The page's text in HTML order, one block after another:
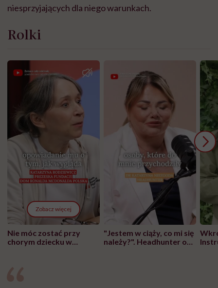
niesprzyjających dla niego warunkach.
Rolki
Zobacz więcej
Nie móc zostać przy
chorym dziecku w
"Jestem w ciąży, co mi się
należy?". Headhunter o